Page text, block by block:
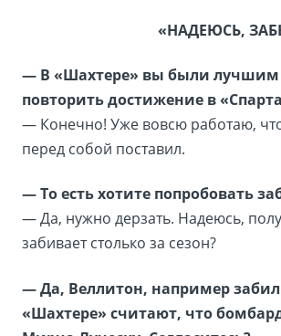
«НАДЕЮСЬ,
— В «Шахтере» вы были лучшим
повторить достижение в
— Конечно! Уже вовсю работаю,
перед собой поставил.
— То есть хотите попробовать
— Да, нужно дерзать. Надеюсь,
забивает столько за сезон?
— Да, Веллитон, например забил
«Шахтере» считают, что